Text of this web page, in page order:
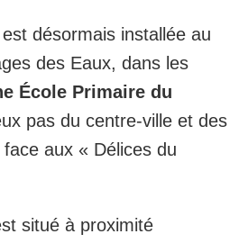
désormais installée au
des Eaux, dans les
École Primaire du
pas du centre-ville et des
aux « Délices du
situé à proximité